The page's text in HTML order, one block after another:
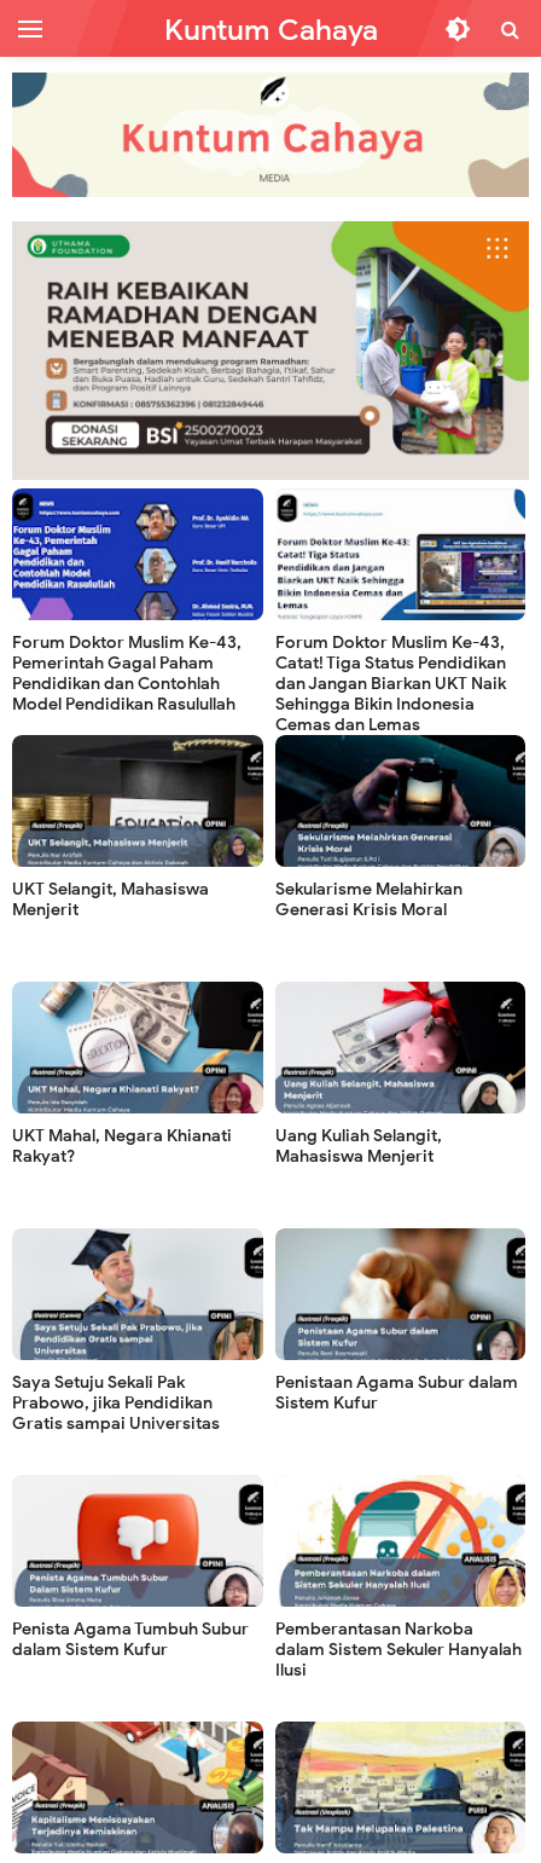
Kuntum Cahaya
Forum Doktor Muslim Ke-43,
Pemerintah Gagal Paham
Pendidikan dan Contohlah
Model Pendidikan Rasulullah
Forum Doktor Muslim Ke-43,
Catat! Tiga Status Pendidikan
dan Jangan Biarkan UKT Naik
Sehingga Bikin Indonesia
Cemas dan Lemas
UKT Selangit, Mahasiswa
Menjerit
Sekularisme Melahirkan
Generasi Krisis Moral
UKT Mahal, Negara Khianati
Rakyat?
Uang Kuliah Selangit,
Mahasiswa Menjerit
Saya Setuju Sekali Pak
Prabowo, jika Pendidikan
Gratis sampai Universitas
Penistaan Agama Subur dalam
Sistem Kufur
Penista Agama Tumbuh Subur
dalam Sistem Kufur
Pemberantasan Narkoba
dalam Sistem Sekuler Hanyalah
Ilusi